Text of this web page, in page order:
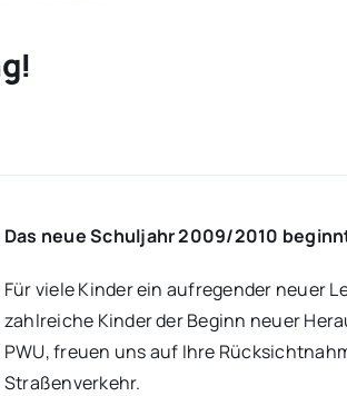
Das neue Schuljahr 2009/2010
Für viele Kinder ein aufregender neuer
zahlreiche Kinder der Beginn neuer
PWU, freuen uns auf Ihre
Straßenverkehr.